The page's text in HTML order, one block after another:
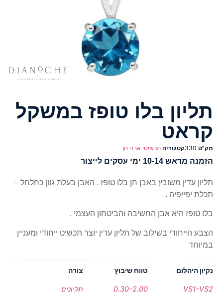
תליון בלו טופז במשקל
קראט
מק"ט 330קטגוריה תכשיטי אבני חן
הזמנה מראש 10-14 ימי עסקים לייצור
תליון עדין משובץ באבן חן בלו טופז . האבן בעלת גוון כחלחל –
תכלת יפייפיה .
בלו טופז היא אבן החשיבה והביטחון העצמי .
הצבע הייחודי בשילוב של תליון עדין יוצר תכשיט ייחודי ומעניין
במיוחד
נקיון היהלום
VS1-VS2
טווח שיבוץ
0.30-2.00
צורה
תליונים